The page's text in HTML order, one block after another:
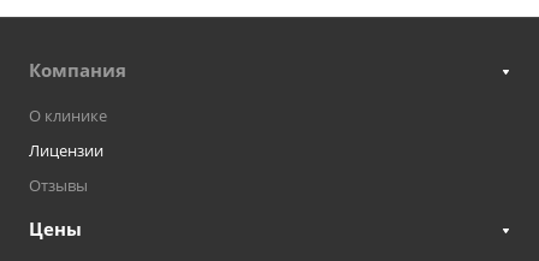
Компания
О клинике
Лицензии
Отзывы
Цены